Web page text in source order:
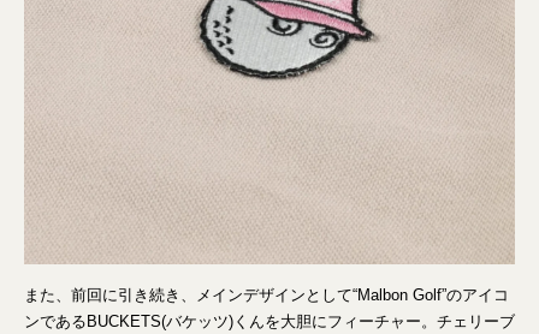
また、前回に引き続き、メインデザインとして“Malbon Golf”のアイコ
ンであるBUCKETS(バケッツ)くんを⼤胆にフィーチャー。チェリーブ